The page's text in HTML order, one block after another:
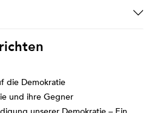
die Demokratie
und ihre Gegner